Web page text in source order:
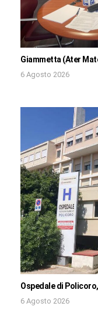
Giammetta (Ater
6 Agosto 2026
Ospedale di
6 Agosto 2026